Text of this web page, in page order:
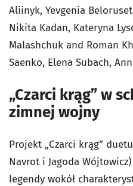
Aliinyk, Yevgenia
Nikita Kadan, Kateryna
Malashchuk and Roman
Saenko, Elena Subach,
„Czarci krąg” w
zimnej wojny
Projekt „Czarci krąg”
Navrot i Jagoda
legendy wokół